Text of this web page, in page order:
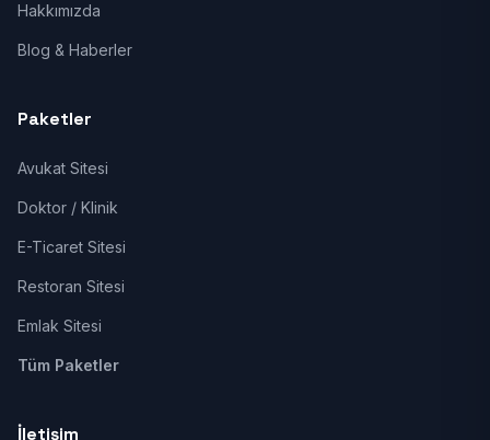
Hakkımızda
Blog & Haberler
Paketler
Avukat Sitesi
Doktor / Klinik
E-Ticaret Sitesi
Restoran Sitesi
Emlak Sitesi
Tüm Paketler
İletişim